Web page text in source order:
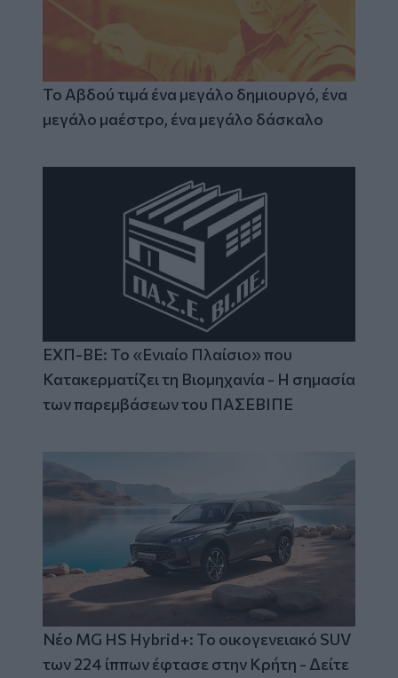
Το Αβδού τιμά ένα μεγάλο δημιουργό, ένα
μεγάλο μαέστρο, ένα μεγάλο δάσκαλο
ΕΧΠ-ΒΕ: Το «Ενιαίο Πλαίσιο» που
Κατακερματίζει τη Βιομηχανία - Η σημασία
των παρεμβάσεων του ΠΑΣΕΒΙΠΕ
Νέο MG HS Hybrid+: Το οικογενειακό SUV
των 224 ίππων έφτασε στην Κρήτη - Δείτε